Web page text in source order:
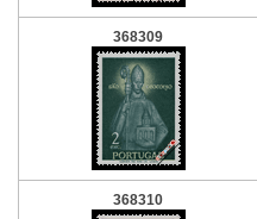
368309
368310